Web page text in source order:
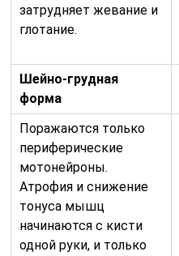
затрудняет жевание и
глотание.
Шейно-грудная
форма
Поражаются только
периферические
мотонейроны.
Атрофия и снижение
тонуса мышц
начинаются с кисти
одной руки, и только